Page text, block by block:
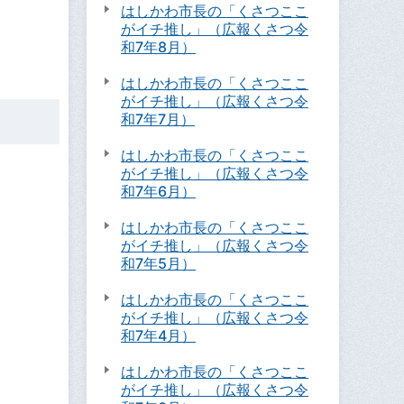
はしかわ市長の「くさつここ
がイチ推し」（広報くさつ令
和7年8月）
はしかわ市長の「くさつここ
がイチ推し」（広報くさつ令
和7年7月）
はしかわ市長の「くさつここ
がイチ推し」（広報くさつ令
和7年6月）
はしかわ市長の「くさつここ
がイチ推し」（広報くさつ令
和7年5月）
はしかわ市長の「くさつここ
がイチ推し」（広報くさつ令
和7年4月）
はしかわ市長の「くさつここ
がイチ推し」（広報くさつ令